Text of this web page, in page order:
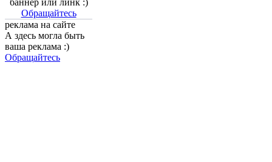
баннер или линк :)
Обращайтесь
реклама на сайте
А здесь могла быть
ваша реклама :)
Обращайтесь